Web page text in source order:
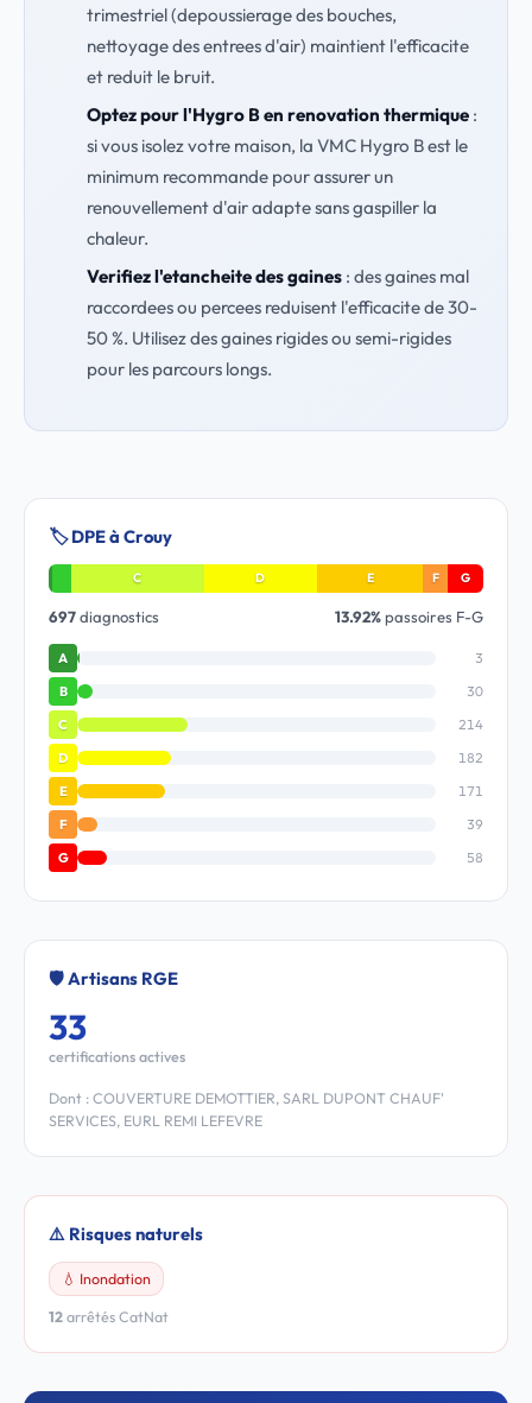
trimestriel (depoussierage des bouches,
nettoyage des entrees d'air) maintient l'efficacite
et reduit le bruit.
Optez pour l'Hygro B en renovation thermique:
si vous isolez votre maison, la VMC Hygro B est le
minimum recommande pour assurer un
renouvellement d'air adapte sans gaspiller la
chaleur.
Verifiez l'etancheite des gaines: des gaines mal
raccordees ou percees reduisent l'efficacite de 30-
50 %. Utilisez des gaines rigides ou semi-rigides
pour les parcours longs.
🏷️ DPE à Crouy
C D E F G
697diagnostics 13.92%passoires F-G
A 3
B 30
C 214
D 182
E 171
F 39
G 58
🛡️ Artisans RGE
33
certifications actives
Dont : COUVERTURE DEMOTTIER, SARL DUPONT CHAUF'
SERVICES, EURL REMI LEFEVRE
⚠️ Risques naturels
💧 Inondation
12 arrêtés CatNat